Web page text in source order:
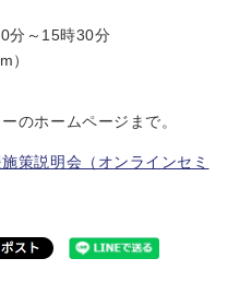
分～15時30分
）
のホームページまで。
策説明会（オンラインセミ